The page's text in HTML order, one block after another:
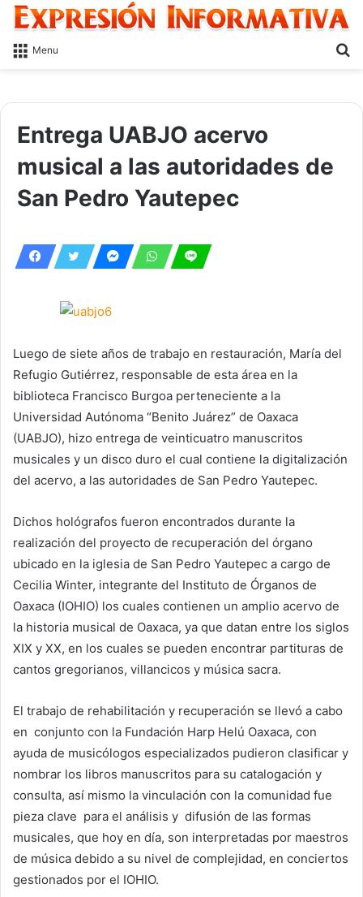
Menu
Entrega UABJO acervo
musical a las autoridades de
San Pedro Yautepec
Luego de siete años de trabajo en restauración, María del
Refugio Gutiérrez, responsable de esta área en la
biblioteca Francisco Burgoa perteneciente a la
Universidad Autónoma “Benito Juárez” de Oaxaca
(UABJO), hizo entrega de veinticuatro manuscritos
musicales y un disco duro el cual contiene la digitalización
del acervo, a las autoridades de San Pedro Yautepec.
Dichos hológrafos fueron encontrados durante la
realización del proyecto de recuperación del órgano
ubicado en la iglesia de San Pedro Yautepec a cargo de
Cecilia Winter, integrante del Instituto de Órganos de
Oaxaca (IOHIO) los cuales contienen un amplio acervo de
la historia musical de Oaxaca, ya que datan entre los siglos
XIX y XX, en los cuales se pueden encontrar partituras de
cantos gregorianos, villancicos y música sacra.
El trabajo de rehabilitación y recuperación se llevó a cabo
en conjunto con la Fundación Harp Helú Oaxaca, con
ayuda de musicólogos especializados pudieron clasificar y
nombrar los libros manuscritos para su catalogación y
consulta, así mismo la vinculación con la comunidad fue
pieza clave para el análisis y difusión de las formas
musicales, que hoy en día, son interpretadas por maestros
de música debido a su nivel de complejidad, en conciertos
gestionados por el IOHIO.